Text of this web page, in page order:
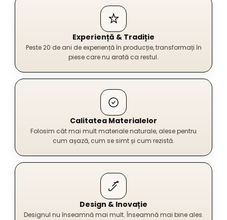
Experiență & Tradiție
Peste 20 de ani de experiență în producție, transformați în
piese care nu arată ca restul.
Calitatea Materialelor
Folosim cât mai mult materiale naturale, alese pentru
cum așază, cum se simt și cum rezistă.
Design & Inovație
Designul nu înseamnă mai mult. Înseamnă mai bine ales.